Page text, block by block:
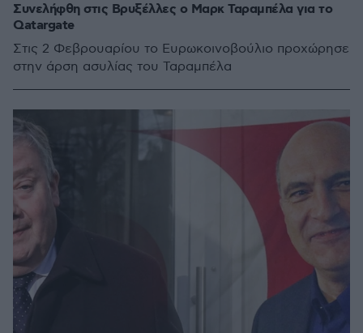
Συνελήφθη στις Βρυξέλλες ο Μαρκ Ταραμπέλα για το
Qatargate
Στις 2 Φεβρουαρίου το Ευρωκοινοβούλιο προχώρησε
στην άρση ασυλίας του Ταραμπέλα